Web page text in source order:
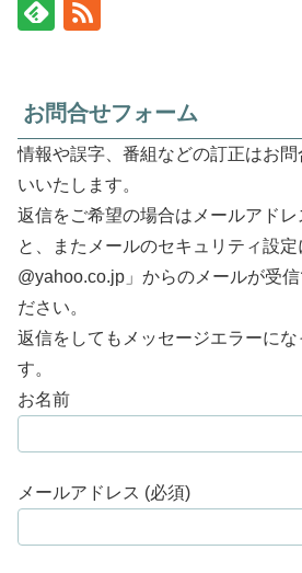
お問合せフォーム
情報や誤字、番組などの訂正はお
いいたします。
返信をご希望の場合はメールアドレ
と、またメールのセキュリティ設定
@yahoo.co.jp」からのメールが受
ださい。
返信をしてもメッセージエラーにな
す。
お名前
メールアドレス (必須)